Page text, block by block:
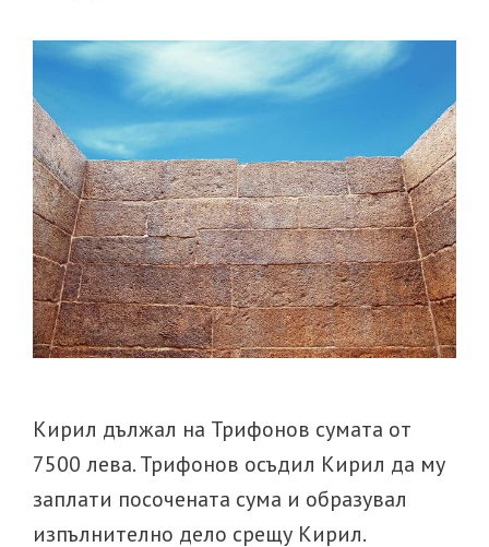
Кирил дължал на Трифонов сумата от
7500 лева. Трифонов осъдил Кирил да му
заплати посочената сума и образувал
изпълнително дело срещу Кирил.